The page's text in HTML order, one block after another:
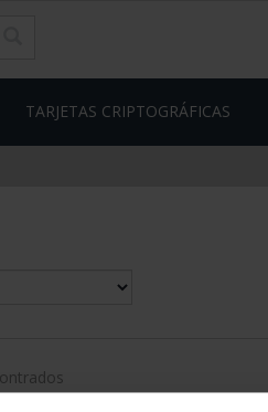
TARJETAS CRIPTOGRÁFICAS